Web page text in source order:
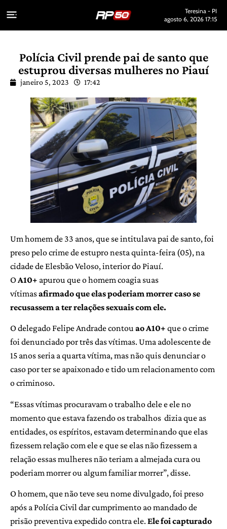
Teresina - PI
agosto 6, 2026 17:15
Polícia Civil prende pai de santo que
estuprou diversas mulheres no Piauí
janeiro 5, 2023 17:42
Um homem de 33 anos, que se intitulava pai de santo, foi
preso pelo crime de estupro nesta quinta-feira (05), na
cidade de Elesbão Veloso, interior do Piauí.
O A10+ apurou que o homem coagia suas
vítimasafirmado que elas poderiam morrer caso se
recusassem a ter relações sexuais com ele.
O delegado Felipe Andrade contou ao A10+ que o crime
foi denunciado por três das vítimas. Uma adolescente de
15 anos seria a quarta vítima, mas não quis denunciar o
caso por ter se apaixonado e tido um relacionamento com
o criminoso.
“Essas vítimas procuravam o trabalho dele e ele no
momento que estava fazendo os trabalhos dizia que as
entidades, os espíritos, estavam determinando que elas
fizessem relação com ele e que se elas não fizessem a
relação essas mulheres não teriam a almejada cura ou
poderiam morrer ou algum familiar morrer”, disse.
O homem, que não teve seu nome divulgado, foi preso
após a Polícia Civil dar cumprimento ao mandado de
prisão preventiva expedido contra ele. Ele foi capturado